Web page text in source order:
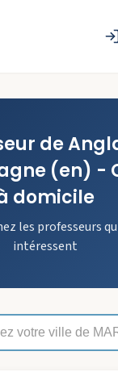
de
(en) -
domicile
les professeurs
intéressent